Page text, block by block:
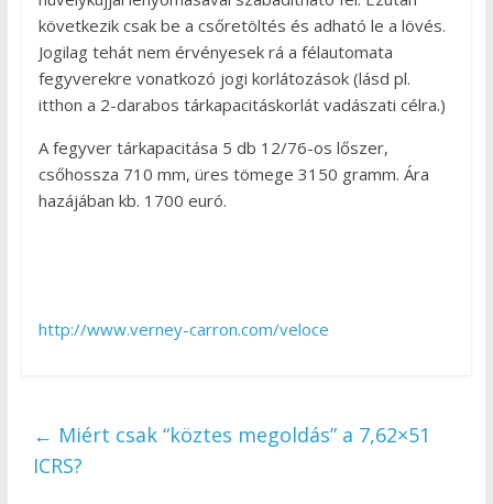
következik csak be a csőretöltés és adható le a lövés.
Jogilag tehát nem érvényesek rá a félautomata
fegyverekre vonatkozó jogi korlátozások (lásd pl.
itthon a 2-darabos tárkapacitáskorlát vadászati célra.)
A fegyver tárkapacitása 5 db 12/76-os lőszer,
csőhossza 710 mm, üres tömege 3150 gramm. Ára
hazájában kb. 1700 euró.
http://www.verney-carron.com/veloce
← Miért csak “köztes megoldás” a 7,62×51
ICRS?